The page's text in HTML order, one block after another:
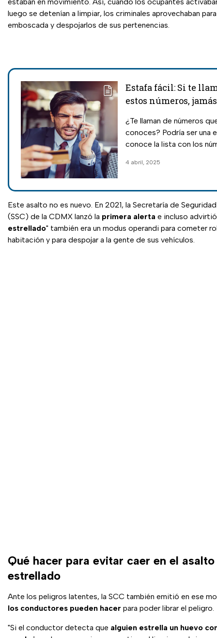
luego se detenían a limpiar, los criminales aprovechaban para
emboscada y despojarlos de sus pertenencias.
Estafa fácil: Si te
estos números,
¿Te llaman de números
conoces? Podría ser una
conoce la lista con los
evita caer en trampas.
4 abril, 2025
Este asalto no es nuevo. En 2021, la Secretaría de
(SSC) de la CDMX lanzó la primera alerta e incluso
estrellado" también era un modus operandi para cometer
habitación y para despojar a la gente de sus vehículos.
Qué hacer para evitar caer en el
estrellado
Ante los peligros latentes, la SCC también emitió en ese
los conductores pueden hacer para poder librar el peligro.
"Si el conductor detecta que alguien estrella un huevo